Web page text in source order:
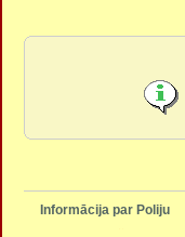
Informācija par Poliju